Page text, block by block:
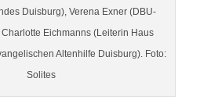
Duisburg), Verena Exner (DBU-
Eichmanns (Leiterin Haus
Altenhilfe Duisburg). Foto:
Solites